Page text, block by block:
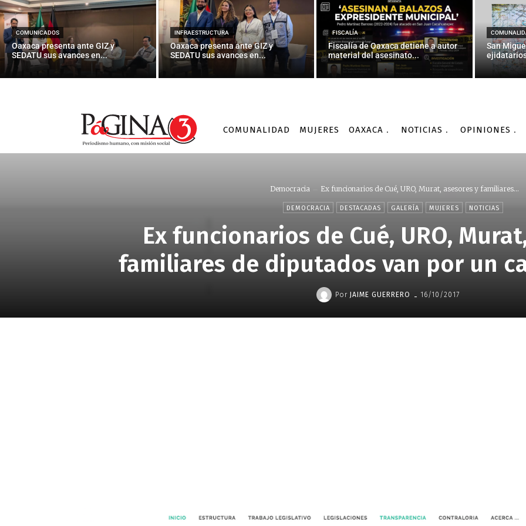
COMUNICADOS
Oaxaca presenta ante GIZ y
SEDATU sus avances en...
INFRAESTRUCTURA
Oaxaca presenta ante GIZ y
SEDATU sus avances en...
FISCALÍA
Fiscalía de Oaxaca detiene a autor
material del asesinato...
San
COMUNALIDAD MUJERES OAXACA NOTICIAS OPINIONES
Democracia Ex funcionarios de Cué, URO, Murat, asesores y familiares...
DEMOCRACIA DESTACADAS GALERÍA MUJERES NOTICIAS
Ex funcionarios de Cué, URO,
familiares de diputados van por un
Por JAIME GUERRERO - 16/10/2017